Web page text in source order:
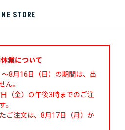
STORE
業について
8月16日（日）の期間は、出
ん。
（金）の午後3時までのご注
。
ご注文は、8月17日（月）か